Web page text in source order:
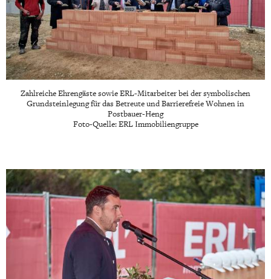
Zahlreiche Ehrengäste sowie ERL-Mitarbeiter bei der symbolischen
Grundsteinlegung für das Betreute und Barrierefreie Wohnen in
Postbauer-Heng
Foto-Quelle: ERL Immobiliengruppe